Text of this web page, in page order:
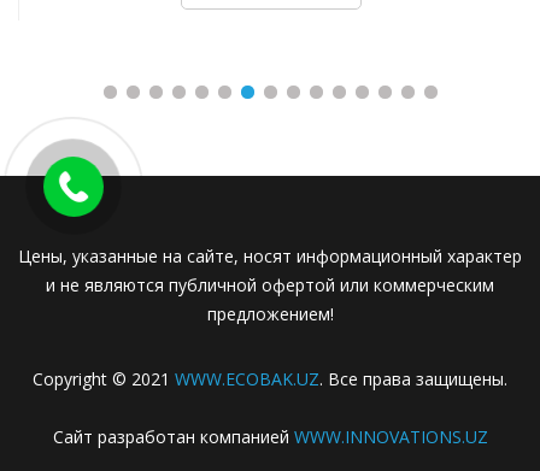
Цены, указанные на сайте, носят информационный характер
и не являются публичной офертой или коммерческим
предложением!
Copyright © 2021 WWW.ECOBAK.UZ. Все права защищены.
Сайт разработан компанией WWW.INNOVATIONS.UZ